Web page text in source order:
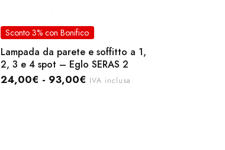
Sconto 3% con Bonifico
Lampada da parete e soffitto a 1,
2, 3 e 4 spot – Eglo SERAS 2
24,00€ - 93,00€ IVA inclusa